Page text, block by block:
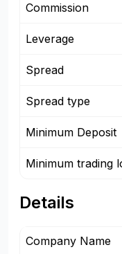
Commission
Leverage
Spread
Spread type
Minimum Deposit
Minimum trading
Details
Company Name